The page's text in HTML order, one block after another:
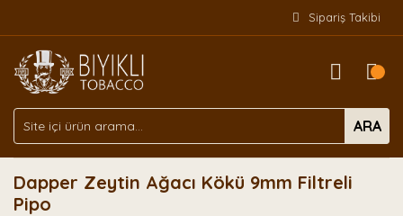
Sipariş Takibi
ARA
Dapper Zeytin Ağacı Kökü 9mm Filtreli
Pipo